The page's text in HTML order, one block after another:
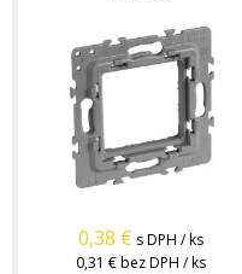
0,38 € s DPH / ks
0,31 €bez DPH / ks